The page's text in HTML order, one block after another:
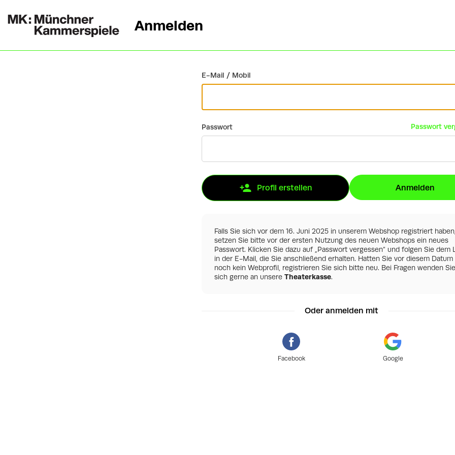
Zurück
Anmelden
E-Mail / Mobil
Passwort Passwort
Profil erstellen Anmelden
Falls Sie sich vor dem 16. Juni 2025 in unserem Webshop registriert haben,
setzen Sie bitte vor der ersten Nutzung des neuen Webshops ein neues
Passwort. Klicken Sie dazu auf „Passwort vergessen“ und folgen Sie dem
in der E-Mail, die Sie anschließend erhalten. Hatten Sie vor diesem Datum
noch kein Webprofil, registrieren Sie sich bitte neu. Bei Fragen wenden Sie
sich gerne an unsere Theaterkasse.
Oder anmelden mit
Facebook Google